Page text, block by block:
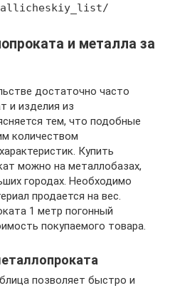
и металла за
достаточно часто
и изделия из
тем, что подобные
количеством
Купить
можно на металлобазах,
городах. Необходимо
продается на вес.
1 метр погонный
покупаемого товара.
позволяет быстро и